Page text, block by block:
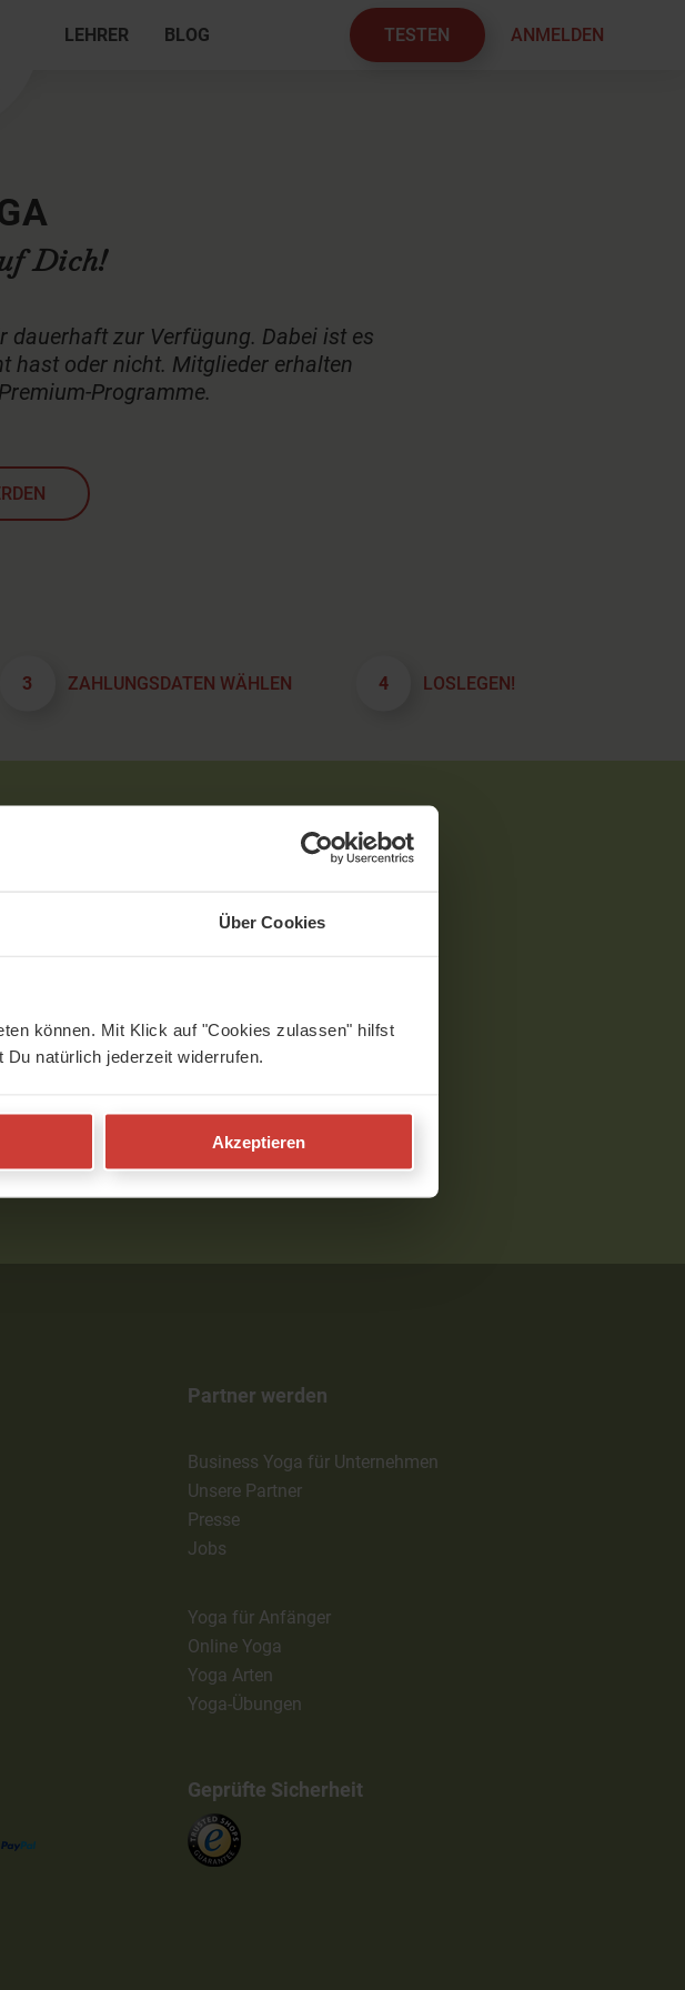
Über Cookies
können. Mit Klick auf "Cookies zulassen" hilfst
natürlich jederzeit widerrufen.
Akzeptieren
LEHRER BLOG TESTEN ANMELDEN
Dich!
dauerhaft zur Verfügung. Dabei ist es
hast oder nicht. Mitglieder erhalten
Programme.
3 ZAHLUNGSDATEN WÄHLEN 4 LOSLEGEN!
Partner werden
Business Yoga für Unternehmen
Unsere Partner
Presse
Jobs
Yoga für Anfänger
Online Yoga
Yoga Arten
Yoga-Übungen
Geprüfte Sicherheit